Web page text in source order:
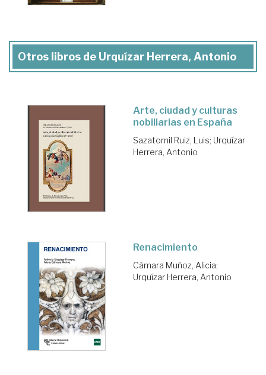
Otros libros de Urquízar Herrera, Antonio
Arte, ciudad y culturas
nobiliarias en España
Sazatornil Ruiz, Luis; Urquízar
Herrera, Antonio
Renacimiento
Cámara Muñoz, Alicia;
Urquízar Herrera, Antonio